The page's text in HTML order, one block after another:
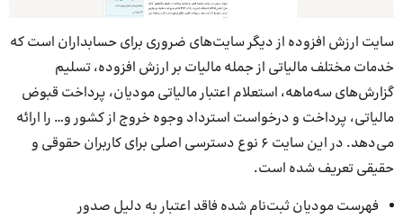
سایت ارزش افزوده از دیگر سایت‌های ضروری برای حسابداران است که
خدمات مختلف مالیاتی از جمله مالیات بر ارزش افزوده، تسلیم
گزارش‌های سه‌ماهه، استعلام اعتبار مالیاتی مودیان، پرداخت قبوض
مالیاتی، پرداخت و درخواست استرداد وجوه خروج از کشور و… را ارائه
می‌دهد. در این سایت 6 نوع دسترسی اصلی برای کاربران حقوقی و
حقیقی تعریف شده است.
فهرست مودیان ثبت‌نام شده فاقد اعتبار به دلیل صدور